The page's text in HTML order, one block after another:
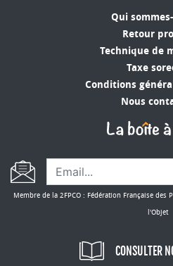
Qui
Retour
Technique de
Taxe
Conditions
Nous
Membre de la 2FPCO : Fédération Française
l'Objet
CONSULTER